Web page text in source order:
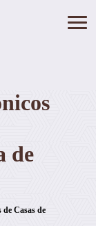
de
Casas de